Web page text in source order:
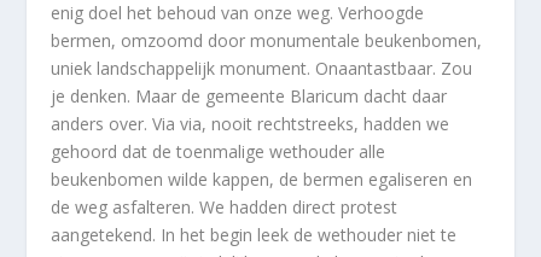
enig doel het behoud van onze weg. Verhoogde
bermen, omzoomd door monumentale beukenbomen,
uniek landschappelijk monument. Onaantastbaar. Zou
je denken. Maar de gemeente Blaricum dacht daar
anders over. Via via, nooit rechtstreeks, hadden we
gehoord dat de toenmalige wethouder alle
beukenbomen wilde kappen, de bermen egaliseren en
de weg asfalteren. We hadden direct protest
aangetekend. In het begin leek de wethouder niet te